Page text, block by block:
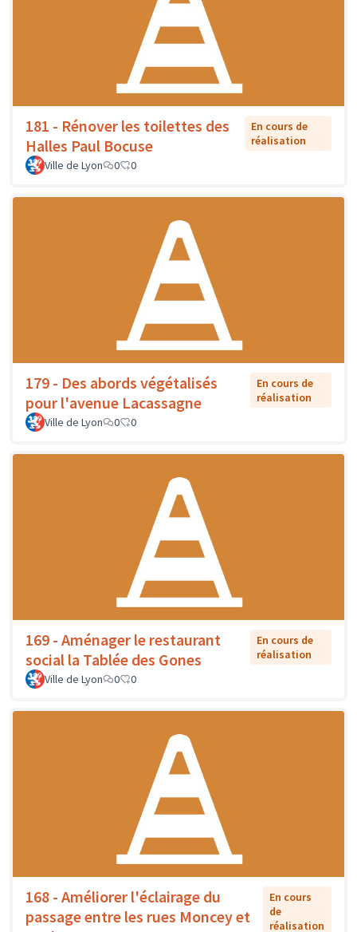
181 - Rénover les toilettes des
Halles Paul Bocuse
En cours de
réalisation
Ville de Lyon
0 0
179 - Des abords végétalisés
pour l'avenue Lacassagne
En cours de
réalisation
Ville de Lyon
0 0
169 - Aménager le restaurant
social la Tablée des Gones
En cours de
réalisation
Ville de Lyon
0 0
168 - Améliorer l'éclairage du
passage entre les rues Moncey et
En cours
de
réalisation